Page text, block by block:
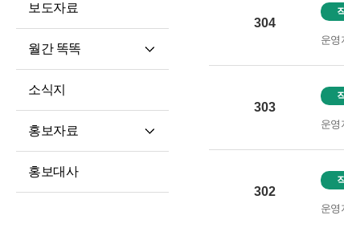
보도자료
월간 똑똑
소식지
홍보자료
홍보대사
304
운영
303
운영
302
운영